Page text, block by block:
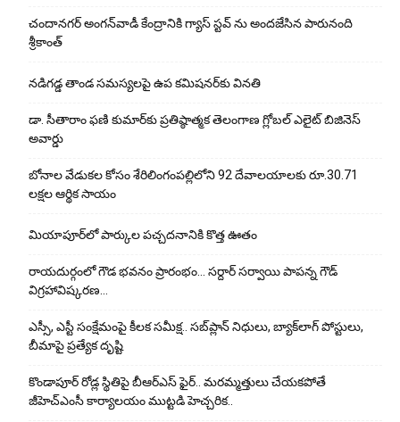
చందానగర్ అంగన్‌వాడీ కేంద్రానికి గ్యాస్ స్టవ్ ను అందజేసిన పారునంది
శ్రీకాంత్
నడిగడ్డ తాండ సమస్యలపై ఉప కమిషనర్‌కు వినతి
డా. సీతారాం ఫణి కుమార్‌కు ప్రతిష్ఠాత్మక తెలంగాణ గ్లోబల్ ఎలైట్ బిజినెస్
అవార్డు
బోనాల వేడుకల కోసం శేరిలింగంపల్లిలోని 92 దేవాలయాలకు రూ.30.71
లక్షల ఆర్థిక సాయం
మియాపూర్‌లో పార్కుల పచ్చదనానికి కొత్త ఊతం
రాయదుర్గంలో గౌడ భవనం ప్రారంభం… సర్దార్ సర్వాయి పాపన్న గౌడ్
విగ్రహావిష్కరణ…
ఎస్సీ, ఎస్టీ సంక్షేమంపై కీలక సమీక్ష.. సబ్‌ప్లాన్ నిధులు, బ్యాక్‌లాగ్ పోస్టులు,
బీమాపై ప్రత్యేక దృష్టి
కొండాపూర్ రోడ్ల స్థితిపై బీఆర్ఎస్ ఫైర్.. మరమ్మత్తులు చేయ‌క‌పోతే
జీహెచ్‌ఎంసీ కార్యాలయం ముట్టడి హెచ్చరిక..